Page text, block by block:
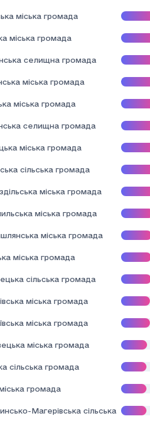
міська громада
міська громада
селищна громада
міська громада
міська громада
селищна громада
міська громада
сільська громада
міська громада
міська громада
міська громада
міська громада
сільська громада
міська громада
міська громада
міська громада
сільська громада
громада
Магерівська сільська громада